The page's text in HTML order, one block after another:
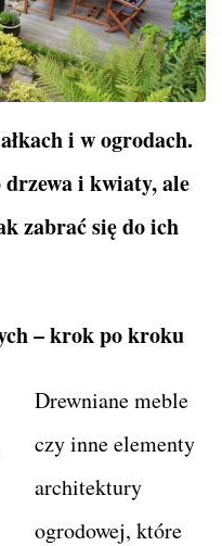
i w ogrodach.
i kwiaty, ale
zabrać się do ich
– krok po kroku
Drewniane meble
czy inne elementy
architektury
ogrodowej, które